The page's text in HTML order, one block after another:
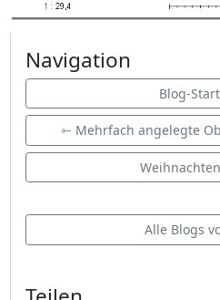
Navigation
Blog-
⇽ Mehrfach angelegte
Alle Blogs